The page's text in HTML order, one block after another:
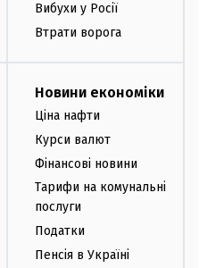
Вибухи у Росії
Втрати ворога
Новини економіки
Ціна нафти
Курси валют
Фінансові новини
Тарифи на комунальні
послуги
Податки
Пенсія в Україні